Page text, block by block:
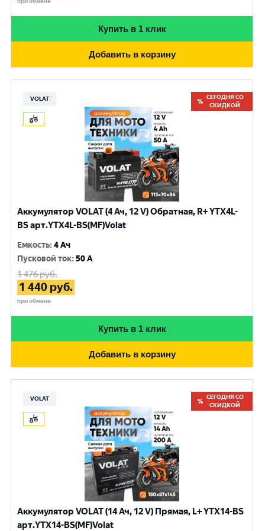
Купить в 1 клик
Добавить в корзину
VOLAT
СЕГОДНЯ СО
СКИДКОЙ
Аккумулятор VOLAT (4 Ач, 12 V) Обратная, R+ YTX4L-
BS арт.YTX4L-BS(MF)Volat
Емкость:4 Ач
Пусковой ток:50 A
1 476руб.
1 440 руб.
при обмене
Купить в 1 клик
Добавить в корзину
VOLAT
СЕГОДНЯ СО
СКИДКОЙ
Аккумулятор VOLAT (14 Ач, 12 V) Прямая, L+ YTX14-BS
арт.YTX14-BS(MF)Volat